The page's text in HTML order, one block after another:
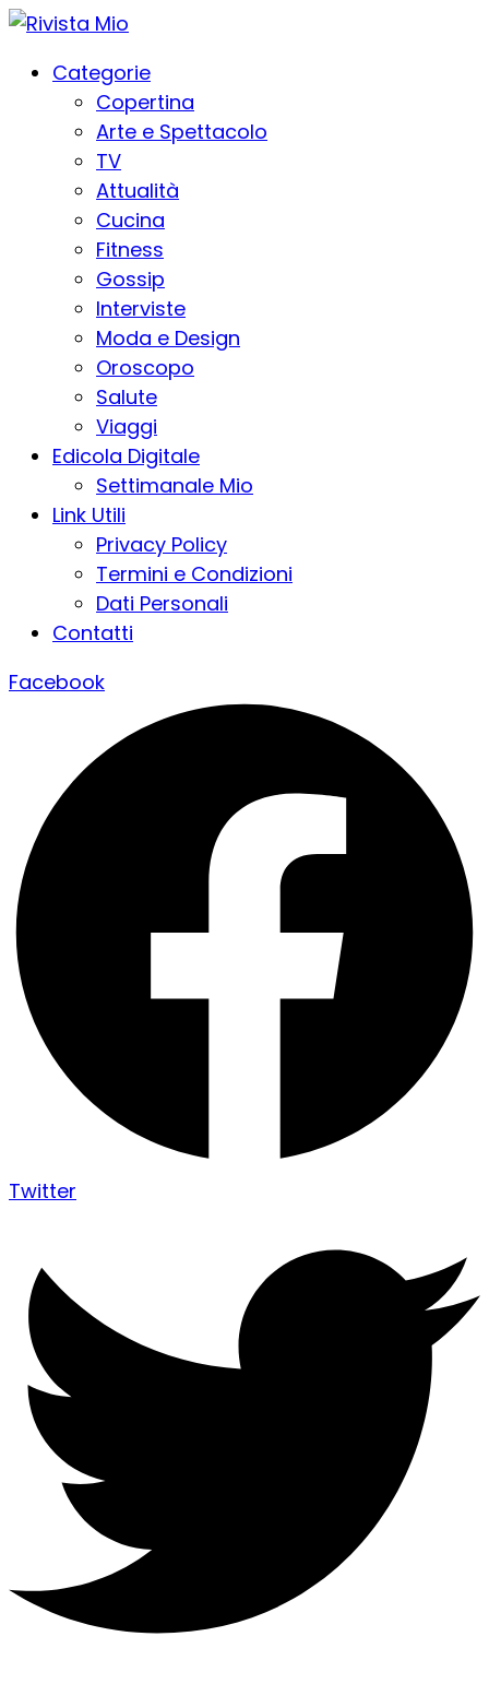
Categorie
Copertina
Arte e Spettacolo
TV
Attualità
Cucina
Fitness
Gossip
Interviste
Moda e Design
Oroscopo
Salute
Viaggi
Edicola Digitale
Settimanale Mio
Link Utili
Privacy Policy
Termini e Condizioni
Dati Personali
Contatti
Facebook
Twitter